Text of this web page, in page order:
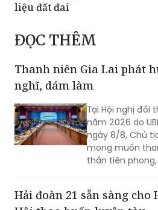
liệu đất đai
ĐỌC THÊM
Thanh niên Gia Lai phát
nghĩ, dám làm
Tại Hội nghị đối
năm 2026 do
ngày 8/8, Chủ
mong muốn
thần tiên
phát triển của
Hải đoàn 21 sẵn sàng